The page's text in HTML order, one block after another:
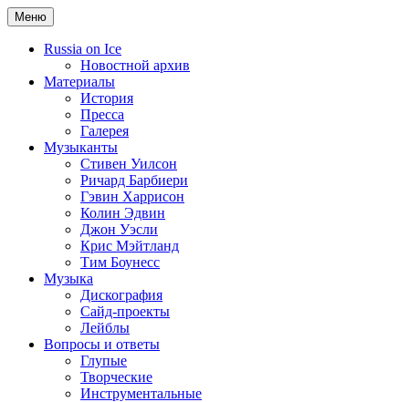
Меню
Russia on Ice
Новостной архив
Материалы
История
Пресса
Галерея
Музыканты
Стивен Уилсон
Ричард Барбиери
Гэвин Харрисон
Колин Эдвин
Джон Уэсли
Крис Мэйтланд
Тим Боунесс
Музыка
Дискография
Сайд-проекты
Лейблы
Вопросы и ответы
Глупые
Творческие
Инструментальные